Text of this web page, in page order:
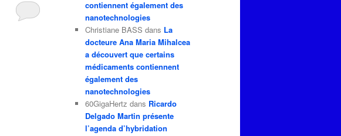
contiennent également des
nanotechnologies
Christiane BASS dans La
docteure Ana Maria Mihalcea
a découvert que certains
médicaments contiennent
également des
nanotechnologies
60GigaHertz dans Ricardo
Delgado Martin présente
l’agenda d’hybridation